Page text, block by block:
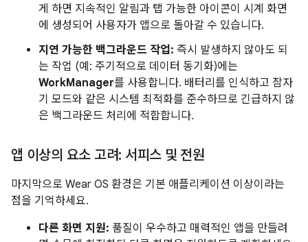
게 하면 지속적인 알림과 탭 가능한 아이콘이 시계 화면
에 생성되어 사용자가 앱으로 돌아갈 수 있습니다.
지연 가능한 백그라운드 작업: 즉시 발생하지 않아도 되
는 작업 (예: 주기적으로 데이터 동기화)에는
WorkManager를 사용합니다. 배터리를 인식하고 잠자
기 모드와 같은 시스템 최적화를 준수하므로 긴급하지 않
은 백그라운드 처리에 적합합니다.
앱 이상의 요소 고려: 서피스 및 전원
마지막으로 Wear OS 환경은 기본 애플리케이션 이상이라는
점을 기억하세요.
다른 화면 지원: 품질이 우수하고 매력적인 앱을 만들려